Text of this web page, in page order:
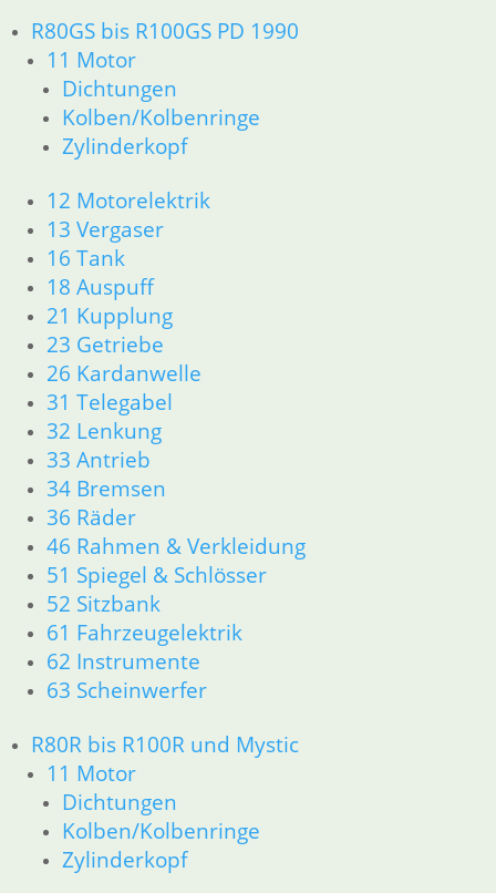
R80GS bis R100GS PD 1990
11 Motor
Dichtungen
Kolben/Kolbenringe
Zylinderkopf
12 Motorelektrik
13 Vergaser
16 Tank
18 Auspuff
21 Kupplung
23 Getriebe
26 Kardanwelle
31 Telegabel
32 Lenkung
33 Antrieb
34 Bremsen
36 Räder
46 Rahmen & Verkleidung
51 Spiegel & Schlösser
52 Sitzbank
61 Fahrzeugelektrik
62 Instrumente
63 Scheinwerfer
R80R bis R100R und Mystic
11 Motor
Dichtungen
Kolben/Kolbenringe
Zylinderkopf
32 Lenkung
33 Antrieb
34 Bremsen
36 Räder
46 Rahmen & Verkleidung
51 Spiegel & Schlösser
52 Sitzbank
61 Fahrzeugelektrik
62 Instrumente
63 Scheinwerfer
R80R bis R100R und Mystic
11 Motor
Dichtungen
Kolben/Kolbenringe
Zylinderkopf
12 Motorelektrik
16 Tank __Mystic
18 Auspuff
21 Kupplung
23 Getriebe
26 Kardanwelle
31 Telegabel
32 Lenkung
33 Antrieb
34 Bremsen
36 Räder
51 Spiegel & Schlösser
61 Fahrzeugelektrik
62 Instrumente
63 Scheinwerfer
52 Sitzbank
Ersatzteile